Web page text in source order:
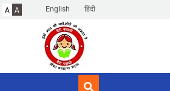
English हिंदी
A A